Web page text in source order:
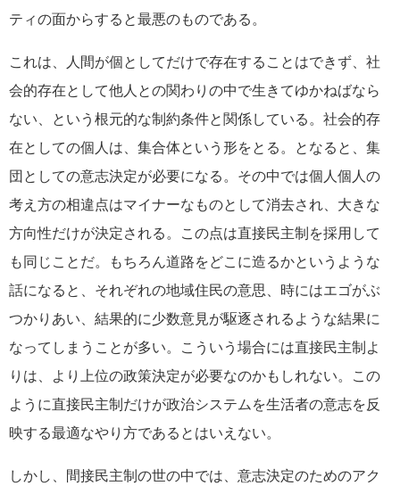
ティの面からすると最悪のものである。
これは、人間が個としてだけで存在することはできず、社
会的存在として他人との関わりの中で生きてゆかねばなら
ない、という根元的な制約条件と関係している。社会的存
在としての個人は、集合体という形をとる。となると、集
団としての意志決定が必要になる。その中では個人個人の
考え方の相違点はマイナーなものとして消去され、大きな
方向性だけが決定される。この点は直接民主制を採用して
も同じことだ。もちろん道路をどこに造るかというような
話になると、それぞれの地域住民の意思、時にはエゴがぶ
つかりあい、結果的に少数意見が駆逐されるような結果に
なってしまうことが多い。こういう場合には直接民主制よ
りは、より上位の政策決定が必要なのかもしれない。この
ように直接民主制だけが政治システムを生活者の意志を反
映する最適なやり方であるとはいえない。
しかし、間接民主制の世の中では、意志決定のためのアク